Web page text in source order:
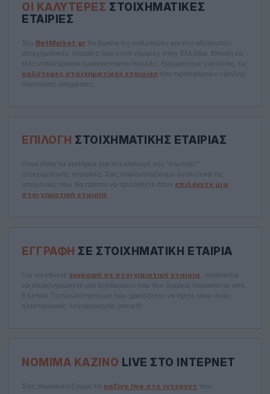
ΟΙ ΚΑΛΎΤΕΡΕΣ ΣΤΟΙΧΗΜΑΤΙΚΈΣ
ΕΤΑΙΡΊΕΣ
Στο BetMarket.grθα βρείτε τις καλύτερες και πιο αξιόπιστες
στοιχηματικές εταιρίες που είναι νόμιμες στην Ελλάδα. Επειδή τα
τελευταία χρόνια εμφανίστηκαν πολλές, ξεχωρίσαμε για εσάς, τις
καλύτερες στοιχηματικές εταιρίεςπου προσφέρουν υψηλής
ποιότητας υπηρεσίες.
ΕΠΙΛΟΓΉ ΣΤΟΙΧΗΜΑΤΙΚΉΣ ΕΤΑΙΡΊΑΣ
Ποια είναι τα κριτήρια για την επιλογή της "σωστής"
στοιχηματικής εταιρίας; Σας παρουσιάζουμε αναλυτικά τις
υπηρεσίες που θα πρέπει να προσέξετε όταν επιλέγετε μια
στοιχηματική εταιρία
ΕΓΓΡΑΦΉ ΣΕ ΣΤΟΙΧΗΜΑΤΙΚΉ ΕΤΑΙΡΊΑ
Για να κάνετε εγγραφή σε στοιχηματική εταιρία , απαιτείται
να ολοκληρώσετε μια διαδικασία που δεν διαρκεί παραπάνω από
5 λεπτά. Το πρώτο πράγμα που χρειάζεται να έχετε είναι ένας
ηλεκτρονικός λογαριασμός (email).
ΝΌΜΙΜΑ ΚΑΖΊΝΟ LIVE ΣΤΟ ΊΝΤΕΡΝΕΤ
Σας παρουσιάζουμε τα καζίνο live στο ίντερνετ που